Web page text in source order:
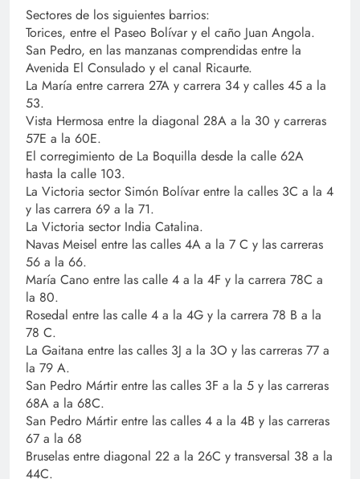
Sectores de los siguientes barrios:
Torices, entre el Paseo Bolívar y el caño Juan Angola.
San Pedro, en las manzanas comprendidas entre la
Avenida El Consulado y el canal Ricaurte.
La María entre carrera 27A y carrera 34 y calles 45 a la
53.
Vista Hermosa entre la diagonal 28A a la 30 y carreras
57E a la 60E.
El corregimiento de La Boquilla desde la calle 62A
hasta la calle 103.
La Victoria sector Simón Bolívar entre la calles 3C a la 4
y las carrera 69 a la 71.
La Victoria sector India Catalina.
Navas Meisel entre las calles 4A a la 7 C y las carreras
56 a la 66.
María Cano entre las calle 4 a la 4F y la carrera 78C a
la 80.
Rosedal entre las calle 4 a la 4G y la carrera 78 B a la
78 C.
La Gaitana entre las calles 3J a la 3O y las carreras 77 a
la 79 A.
San Pedro Mártir entre las calles 3F a la 5 y las carreras
68A a la 68C.
San Pedro Mártir entre las calles 4 a la 4B y las carreras
67 a la 68
Bruselas entre diagonal 22 a la 26C y transversal 38 a la
44C.